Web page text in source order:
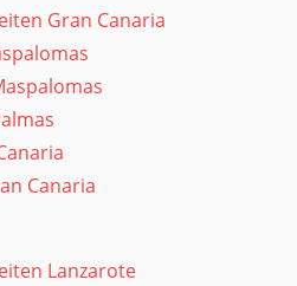
Gran Canaria
Canaria
Lanzarote